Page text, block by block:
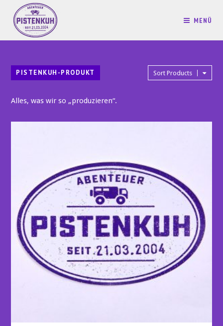
MENÜ
PISTENKUH-PRODUKT Sort Products
Alles, was wir so „produzieren“.